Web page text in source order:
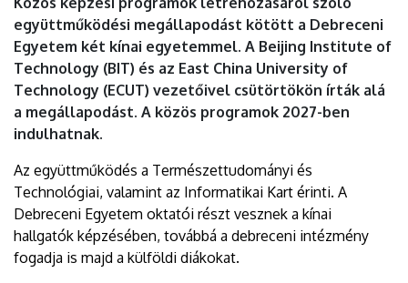
együttműködési megállapodást kötött a Debreceni
Egyetem két kínai egyetemmel. A Beijing Institute of
Technology (BIT) és az East China University of
Technology (ECUT) vezetőivel csütörtökön írták alá
a megállapodást. A közös programok 2027-ben
indulhatnak.
Az együttműködés a Természettudományi és
Technológiai, valamint az Informatikai Kart érinti. A
Debreceni Egyetem oktatói részt vesznek a kínai
hallgatók képzésében, továbbá a debreceni intézmény
fogadja is majd a külföldi diákokat.